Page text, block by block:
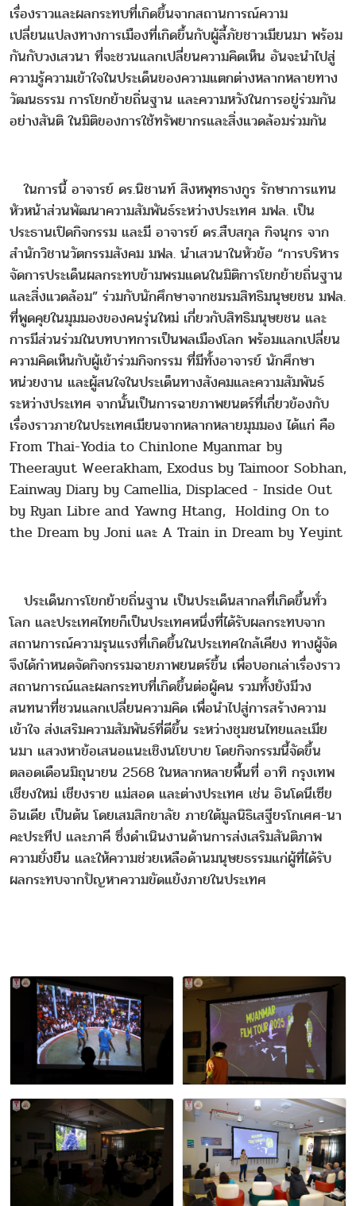
เรื่องราวและผลกระทบที่เกิดขึ้นจากสถานการณ์ความ
เปลี่ยนแปลงทางการเมืองที่เกิดขึ้นกับผู้ลี้ภัยชาวเมียนมา พร้อม
กันกับวงเสวนา ที่จะชวนแลกเปลี่ยนความคิดเห็น อันจะนำไปสู่
ความรู้ความเข้าใจในประเด็นของความแตกต่างหลากหลายทาง
วัฒนธรรม การโยกย้ายถิ่นฐาน และความหวังในการอยู่ร่วมกัน
อย่างสันติ ในมิติของการใช้ทรัพยากรและสิ่งแวดล้อมร่วมกัน
ในการนี้ อาจารย์ ดร.นิชานท์ สิงหพุทธางกูร รักษาการแทน
หัวหน้าส่วนพัฒนาความสัมพันธ์ระหว่างประเทศ มฟล. เป็น
ประธานเปิดกิจกรรม และมี อาจารย์ ดร.สืบสกุล กิจนุกร จาก
สำนักวิชานวัตกรรมสังคม มฟล. นำเสวนาในหัวข้อ “การบริหาร
จัดการประเด็นผลกระทบข้ามพรมแดนในมิติการโยกย้ายถิ่นฐาน
และสิ่งแวดล้อม” ร่วมกับนักศึกษาจากชมรมสิทธิมนุษยชน มฟล.
ที่พูดคุยในมุมมองของคนรุ่นใหม่ เกี่ยวกับสิทธิมนุษยชน และ
การมีส่วนร่วมในบทบาทการเป็นพลเมืองโลก พร้อมแลกเปลี่ยน
ความคิดเห็นกับผู้เข้าร่วมกิจกรรม ที่มีทั้งอาจารย์ นักศึกษา
หน่วยงาน และผู้สนใจในประเด็นทางสังคมและความสัมพันธ์
ระหว่างประเทศ จากนั้นเป็นการฉายภาพยนตร์ที่เกี่ยวข้องกับ
เรื่องราวภายในประเทศเมียนจากหลากหลายมุมมอง ได้แก่ คือ
From Thai-Yodia to Chinlone Myanmar by
Theerayut Weerakham, Exodus by Taimoor Sobhan,
Eainway Diary by Camellia, Displaced - Inside Out
by Ryan Libre and Yawng Htang, Holding On to
the Dream by Joni และ A Train in Dream by Yeyint
ประเด็นการโยกย้ายถิ่นฐาน เป็นประเด็นสากลที่เกิดขึ้นทั่ว
โลก และประเทศไทยก็เป็นประเทศหนึ่งที่ได้รับผลกระทบจาก
สถานการณ์ความรุนแรงที่เกิดขึ้นในประเทศใกล้เคียง ทางผู้จัด
จึงได้กำหนดจัดกิจกรรมฉายภาพยนตร์ขึ้น เพื่อบอกเล่าเรื่องราว
สถานการณ์และผลกระทบที่เกิดขึ้นต่อผู้คน รวมทั้งยังมีวง
สนทนาที่ชวนแลกเปลี่ยนความคิด เพื่อนำไปสู่การสร้างความ
เข้าใจ ส่งเสริมความสัมพันธ์ที่ดีขึ้น ระหว่างชุมชนไทยและเมีย
นมา แสวงหาข้อเสนอแนะเชิงนโยบาย โดยกิจกรรมนี้จัดขึ้น
ตลอดเดือนมิถุนายน 2568 ในหลากหลายพื้นที่ อาทิ กรุงเทพ
เชียงใหม่ เชียงราย แม่สอด และต่างประเทศ เช่น อินโดนีเซีย
อินเดีย เป็นต้น โดยเสมสิกขาลัย ภายใต้มูลนิธิเสฐียรโกเศศ-นา
คะประทีป และภาคี ซึ่งดำเนินงานด้านการส่งเสริมสันติภาพ
ความยั่งยืน และให้ความช่วยเหลือด้านมนุษยธรรมแก่ผู้ที่ได้รับ
ผลกระทบจากปัญหาความขัดแย้งภายในประเทศ